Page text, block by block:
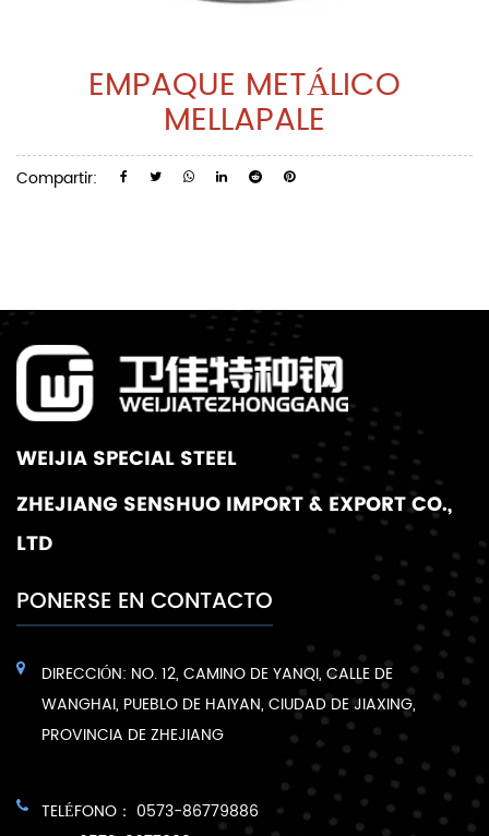
EMPAQUE METÁLICO
MELLAPALE
Compartir:
WEIJIA SPECIAL STEEL
ZHEJIANG SENSHUO IMPORT & EXPORT CO.,
LTD
PONERSE EN CONTACTO
DIRECCIÓN: NO. 12, CAMINO DE YANQI, CALLE DE
WANGHAI, PUEBLO DE HAIYAN, CIUDAD DE JIAXING,
PROVINCIA DE ZHEJIANG
TELÉFONO： 0573-86779886